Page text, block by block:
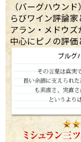
（バーグハウン
らびワイン評論
アラン・メドウ
中心にピノの評価